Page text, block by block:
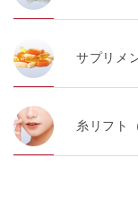
サプリメ
糸リフト